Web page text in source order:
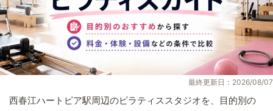
最終更新日：2026/08/07
西春江ハートピア駅周辺のピラティススタジオを、目的別の